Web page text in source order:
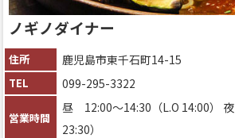
ノギノダイナー
住所 鹿児島市東千石町14-15
TEL 099-295-3322
営業時間
昼 12:00～14:30（L.O 14:00）
23:30）